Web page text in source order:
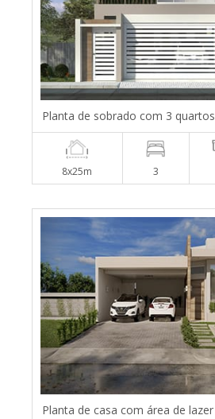
Planta de sobrado com 3 quartos
8x25m 3
Planta de casa com área de lazer